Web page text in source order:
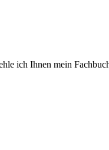
ich Ihnen mein